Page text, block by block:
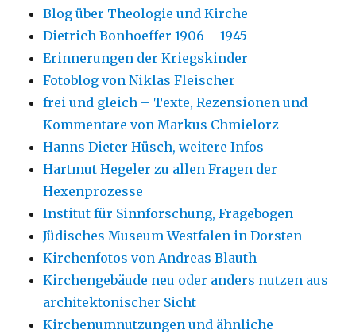
Blog über Theologie und Kirche
Dietrich Bonhoeffer 1906 – 1945
Erinnerungen der Kriegskinder
Fotoblog von Niklas Fleischer
frei und gleich – Texte, Rezensionen und
Kommentare von Markus Chmielorz
Hanns Dieter Hüsch, weitere Infos
Hartmut Hegeler zu allen Fragen der
Hexenprozesse
Institut für Sinnforschung, Fragebogen
Jüdisches Museum Westfalen in Dorsten
Kirchenfotos von Andreas Blauth
Kirchengebäude neu oder anders nutzen aus
architektonischer Sicht
Kirchenumnutzungen und ähnliche